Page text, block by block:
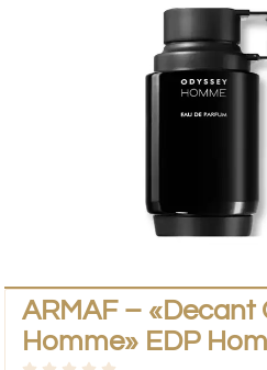
ARMAF – «Decant
Homme» EDP